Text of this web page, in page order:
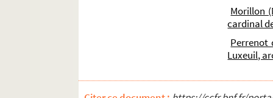
Morillon
cardinal
Perrenot
Luxeuil,